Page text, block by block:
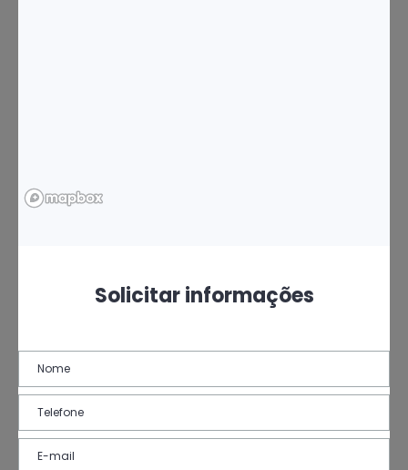
Solicitar informações